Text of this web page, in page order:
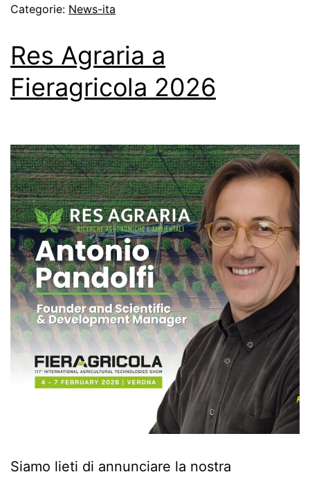
Categorie: News-ita
Res Agraria a
Fieragricola 2026
Siamo lieti di annunciare la nostra